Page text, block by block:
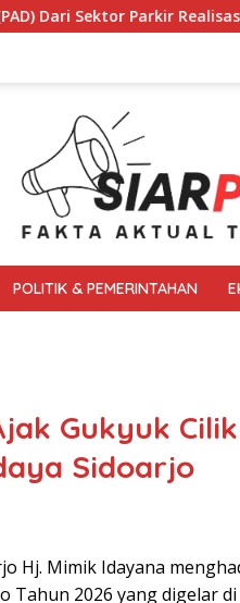
Nihil, Meminta Bupati
POLITIK & PEMERINTAHAN
Gukyuk
Sidoarjo
Hj. Mimik Idayana
Tahun 2026 yang digelar